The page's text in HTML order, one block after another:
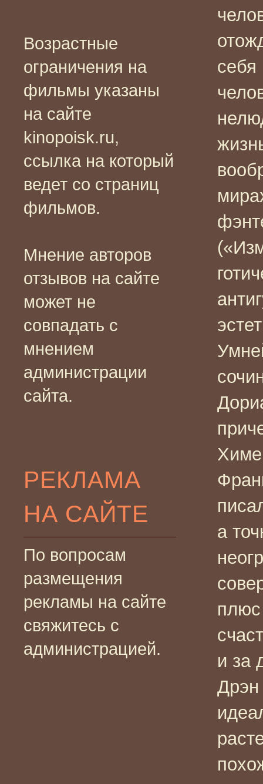
Возрастные
ограничения на
фильмы указаны
на сайте
kinopoisk.ru,
ссылка на который
ведет со страниц
фильмов.
Мнение авторов
отзывов на сайте
может не
совпадать с
мнением
администрации
сайта.
РЕКЛАМА
НА САЙТЕ
По вопросам
размещения
рекламы на сайте
свяжитесь с
администрацией.
себя
а
и за
Дрэн